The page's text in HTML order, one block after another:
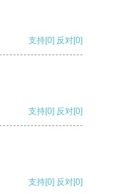
支持[0] 反对[0]
支持[0] 反对[0]
支持[0] 反对[0]